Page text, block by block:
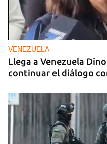
VENEZUELA
Llega a Venezuela
continuar el diálogo